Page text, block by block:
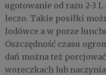
ugotowanie od razu 2-3
leczo. Takie posiłki
lodówce a w porze
Oszczędność czasu
dań można też
woreczkach lub